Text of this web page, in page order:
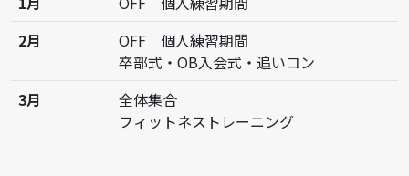
1月
OFF 個人練習期間
2月
OFF 個人練習期間
卒部式・OB入会式・追いコン
3月
全体集合
フィットネストレーニング